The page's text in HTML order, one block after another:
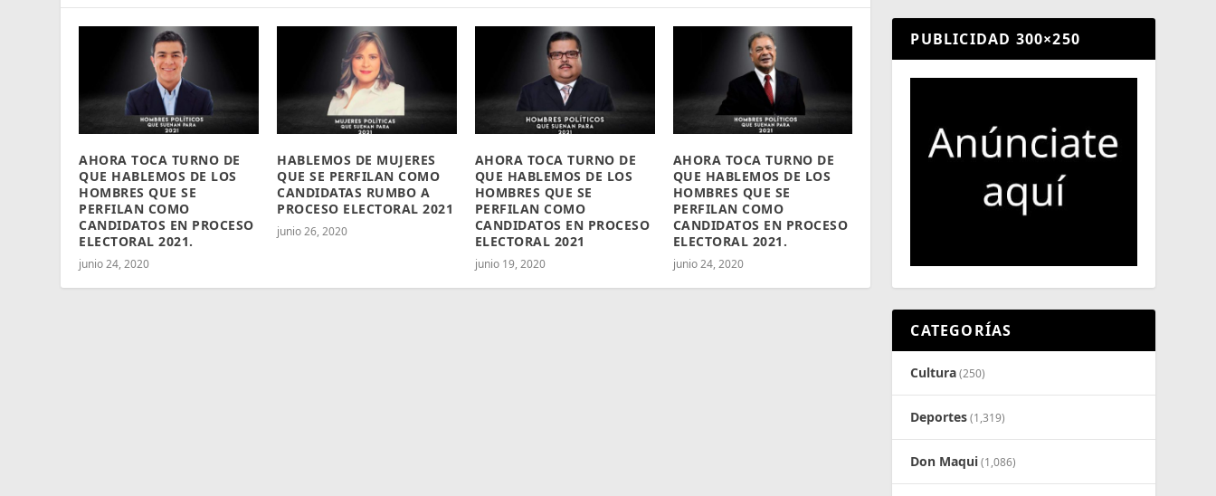
AHORA TOCA TURNO DE
QUE HABLEMOS DE LOS
HOMBRES QUE SE
PERFILAN COMO
CANDIDATOS EN PROCESO
ELECTORAL 2021.
junio 24, 2020
HABLEMOS DE MUJERES
QUE SE PERFILAN COMO
CANDIDATAS RUMBO A
PROCESO ELECTORAL 2021
junio 26, 2020
AHORA TOCA TURNO DE
QUE HABLEMOS DE LOS
HOMBRES QUE SE
PERFILAN COMO
CANDIDATOS EN PROCESO
ELECTORAL 2021
junio 19, 2020
AHORA TOCA TURNO DE
QUE HABLEMOS DE LOS
HOMBRES QUE SE
PERFILAN COMO
CANDIDATOS EN PROCESO
ELECTORAL 2021.
junio 24, 2020
PUBLICIDAD 300×250
CATEGORÍAS
Cultura(250)
Deportes(1,319)
Don Maqui(1,086)